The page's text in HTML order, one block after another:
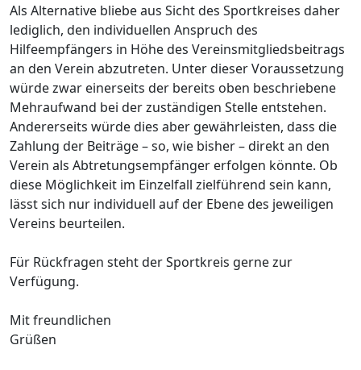
Als Alternative bliebe aus Sicht des Sportkreises daher
lediglich, den individuellen Anspruch des
Hilfeempfängers in Höhe des Vereinsmitgliedsbeitrags
an den Verein abzutreten. Unter dieser Voraussetzung
würde zwar einerseits der bereits oben beschriebene
Mehraufwand bei der zuständigen Stelle entstehen.
Andererseits würde dies aber gewährleisten, dass die
Zahlung der Beiträge – so, wie bisher – direkt an den
Verein als Abtretungsempfänger erfolgen könnte. Ob
diese Möglichkeit im Einzelfall zielführend sein kann,
lässt sich nur individuell auf der Ebene des jeweiligen
Vereins beurteilen.
Für Rückfragen steht der Sportkreis gerne zur
Verfügung.
Mit freundlichen